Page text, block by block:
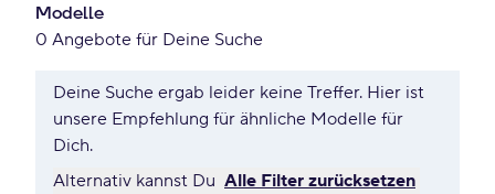
Modelle
0 Angebote für Deine Suche
Deine Suche ergab leider keine Treffer. Hier ist
unsere Empfehlung für ähnliche Modelle für
Dich.
Alternativ kannst Du Alle Filter zurücksetzen